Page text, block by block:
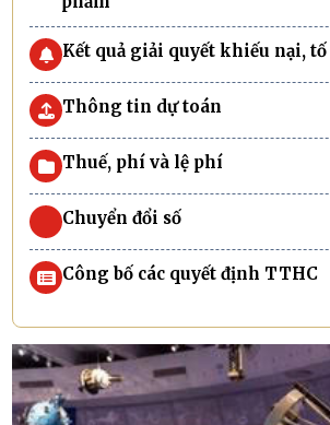
Kết quả giải quyết khiếu nại, tố
Thông tin dự toán
Thuế, phí và lệ phí
Chuyển đổi số
Công bố các quyết định TTHC